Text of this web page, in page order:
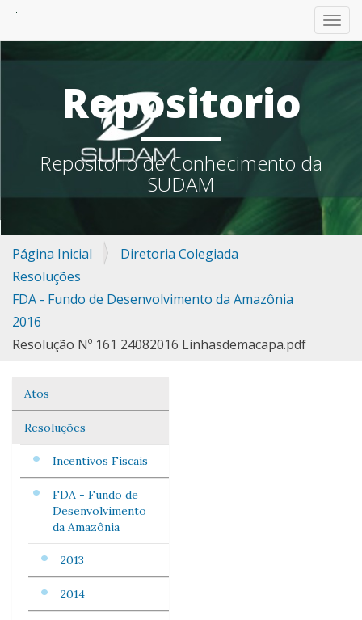
Repositorio
Repositorio de Conhecimento da
SUDAM
Página Inicial
Diretoria Colegiada
Resoluções
FDA - Fundo de Desenvolvimento da Amazônia
2016
Resolução Nº 161 24082016 Linhasdemacapa.pdf
Navegação
Atos
Resoluções
Incentivos Fiscais
FDA - Fundo de
Desenvolvimento
da Amazônia
2013
2014